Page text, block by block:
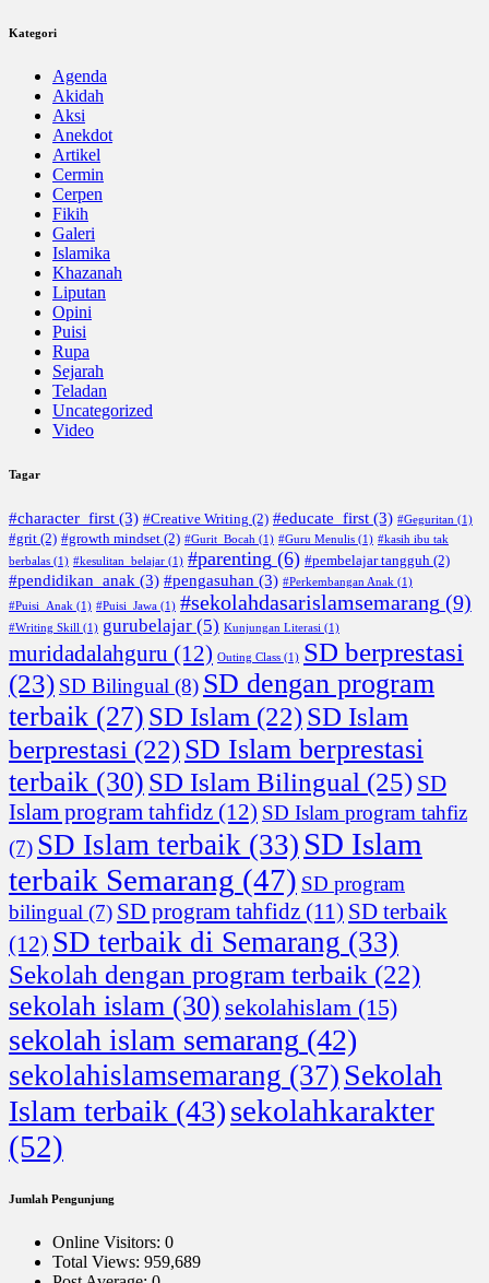
Kategori
Agenda
Akidah
Aksi
Anekdot
Artikel
Cermin
Cerpen
Fikih
Galeri
Islamika
Khazanah
Liputan
Opini
Puisi
Rupa
Sejarah
Teladan
Uncategorized
Video
Tagar
#character_first (3) #Creative Writing (2) #educate_first (3) #Geguritan (1)
#grit (2) #growth mindset (2) #Gurit_Bocah (1) #Guru Menulis (1) #kasih ibu tak
berbalas (1) #kesulitan_belajar (1) #parenting (6) #pembelajar tangguh (2)
#pendidikan_anak (3) #pengasuhan (3) #Perkembangan Anak (1)
#Puisi_Anak (1) #Puisi_Jawa (1) #sekolahdasarislamsemarang (9)
#Writing Skill (1) gurubelajar (5) Kunjungan Literasi (1)
muridadalahguru (12) Outing Class (1) SD berprestasi
(23) SD Bilingual (8) SD dengan program
terbaik (27) SD Islam (22)SD Islam
berprestasi (22)SD Islam berprestasi
terbaik (30) SD Islam Bilingual (25) SD
Islam program tahfidz (12) SD Islam program tahfiz
(7) SD Islam terbaik (33) SD Islam
terbaik Semarang (47) SD program
bilingual (7) SD program tahfidz (11) SD terbaik
(12) SD terbaik di Semarang (33)
Sekolah dengan program terbaik (22)
sekolah islam (30) sekolahislam (15)
sekolah islam semarang (42)
sekolahislamsemarang (37) Sekolah
Islam terbaik (43)sekolahkarakter
(52)
Jumlah Pengunjung
Online Visitors: 0
Total Views: 959,689